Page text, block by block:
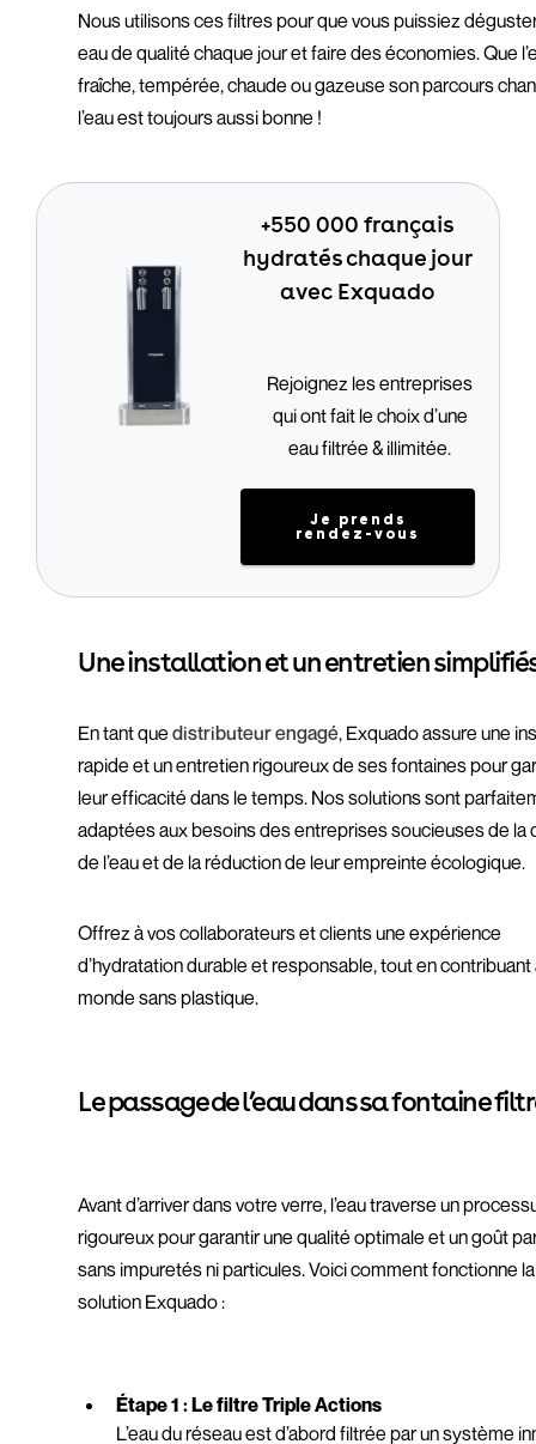
Nous utilisons ces filtres pour que vous puissiez
eau de qualité chaque jour et faire des économies. Que
fraîche, tempérée, chaude ou gazeuse son parcours
l’eau est toujours aussi bonne !
+550 000 français
hydratés chaque jour
avec Exquado
Rejoignez les entreprises
qui ont fait le choix d’une
eau filtrée & illimitée.
Je prends
rendez-vous
Une installation et un entretien
En tant quedistributeur engagé, Exquado assure une
rapide et un entretien rigoureux de ses fontaines pour
leur efficacité dans le temps. Nos solutions sont
adaptées aux besoins des entreprises soucieuses de la
de l’eau et de la réduction de leur empreinte écologique.
Offrez à vos collaborateurs et clients une expérience
d’hydratation durable et responsable, tout en contribuant
monde sans plastique.
Le passage de l’eau dans sa fontaine
Avant d’arriver dans votre verre, l’eau traverse un
rigoureux pour garantir une qualité optimale et un goût
sans impuretés ni particules. Voici comment fonctionne la
solution Exquado :
Étape 1 : Le filtre Triple Actions
L’eau du réseau est d’abord filtrée par un système